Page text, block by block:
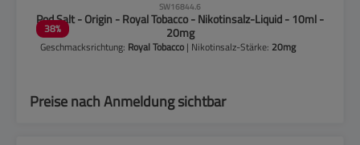
38%
SW16844.6
Pod Salt - Origin - Royal Tobacco - Nikotinsalz-Liquid - 10ml -
20mg
Geschmacksrichtung: Royal Tobacco | Nikotinsalz-Stärke: 20mg
Preise nach Anmeldung sichtbar